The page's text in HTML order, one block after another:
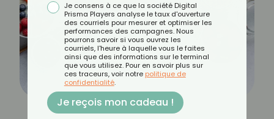
Je consens à ce que la société Digital
Prisma Players analyse le taux d'ouverture
des courriels pour mesurer et optimiser les
performances des campagnes. Nous
pourrons savoir si vous ouvrez les
courriels, l'heure à laquelle vous le faites
ainsi que des informations sur le terminal
que vous utilisez. Pour en savoir plus sur
ces traceurs, voir notre politique de
confidentialité.
Je reçois mon cadeau !